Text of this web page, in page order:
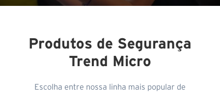
Produtos de Segurança
Trend Micro
Escolha entre nossa linha mais popular de